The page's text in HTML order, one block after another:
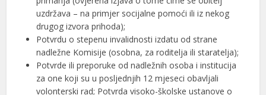
uzdržava – na primjer socijalne pomoći ili iz nekog
drugog izvora prihoda);
Potvrdu o stepenu invalidnosti izdatu od strane
nadležne Komisije (osobna, za roditelja ili staratelja);
Potvrde ili preporuke od nadležnih osoba i institucija
za one koji su u posljednjih 12 mjeseci obavljali
volonterski rad; Potvrda visoko-školske ustanove o